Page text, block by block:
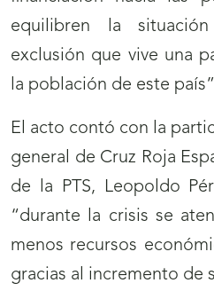
equilibren la
exclusión que vive una
la población de este
El acto contó con la
general de Cruz Roja
de la PTS, Leopoldo
“durante la crisis se
menos recursos
gracias al incremento de